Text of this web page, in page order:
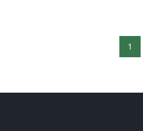
1